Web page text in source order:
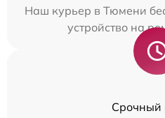
Наш курьер в Тюмени
устройство на
Срочный